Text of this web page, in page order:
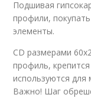
Подшивая
профили,
элементы.
CD размерами
профиль,
используются
Важно! Шаг